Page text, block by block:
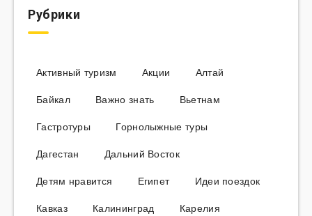
Рубрики
Активный туризм Акции
Алтай
Байкал
Важно знать
Вьетнам
Гастротуры
Горнолыжные туры
Дагестан
Дальний Восток
Детям нравится
Египет
Идеи поездок
Кавказ
Калининград
Карелия